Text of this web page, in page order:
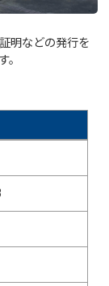
明などの発行を
。